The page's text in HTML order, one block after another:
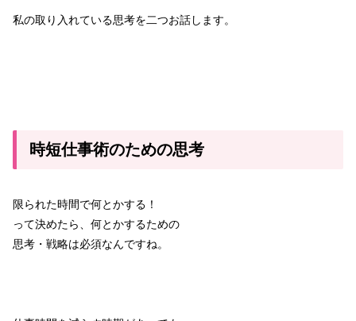
私の取り入れている思考を二つお話します。
時短仕事術のための思考
限られた時間で何とかする！
って決めたら、何とかするための
思考・戦略は必須なんですね。